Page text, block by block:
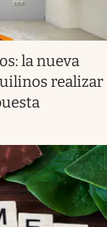
la nueva
realizar